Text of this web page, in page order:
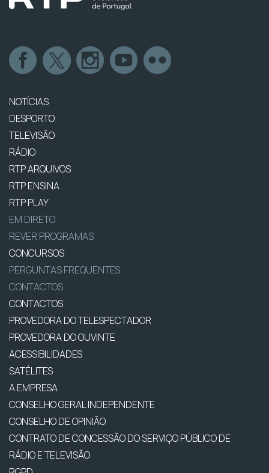
NOTÍCIAS
DESPORTO
TELEVISÃO
RÁDIO
RTP ARQUIVOS
RTP ENSINA
RTP PLAY
EM DIRETO
REVER PROGRAMAS
CONCURSOS
PERGUNTAS FREQUENTES
CONTACTOS
CONTACTOS
PROVEDORA DO TELESPECTADOR
PROVEDORA DO OUVINTE
ACESSIBILIDADES
SATÉLITES
A EMPRESA
CONSELHO GERAL INDEPENDENTE
CONSELHO DE OPINIÃO
CONTRATO DE CONCESSÃO DO SERVIÇO PÚBLICO DE
RÁDIO E TELEVISÃO